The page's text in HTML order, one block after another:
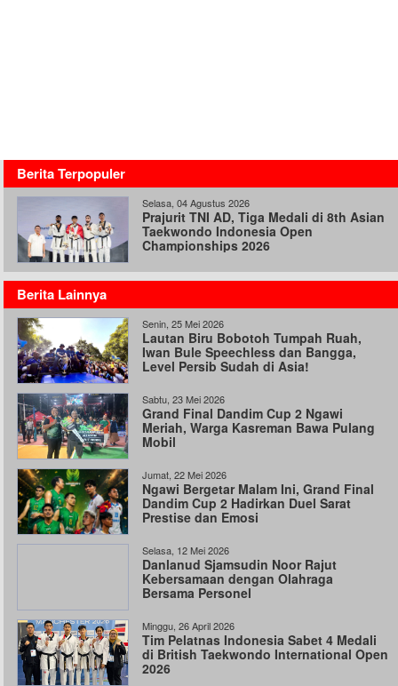
Berita Terpopuler
Selasa, 04 Agustus 2026
Prajurit TNI AD, Tiga Medali di 8th Asian
Taekwondo Indonesia Open
Championships 2026
Berita Lainnya
Senin, 25 Mei 2026
Lautan Biru Bobotoh Tumpah Ruah,
Iwan Bule Speechless dan Bangga,
Level Persib Sudah di Asia!
Sabtu, 23 Mei 2026
Grand Final Dandim Cup 2 Ngawi
Meriah, Warga Kasreman Bawa Pulang
Mobil
Jumat, 22 Mei 2026
Ngawi Bergetar Malam Ini, Grand Final
Dandim Cup 2 Hadirkan Duel Sarat
Prestise dan Emosi
Selasa, 12 Mei 2026
Danlanud Sjamsudin Noor Rajut
Kebersamaan dengan Olahraga
Bersama Personel
Minggu, 26 April 2026
Tim Pelatnas Indonesia Sabet 4 Medali
di British Taekwondo International Open
2026